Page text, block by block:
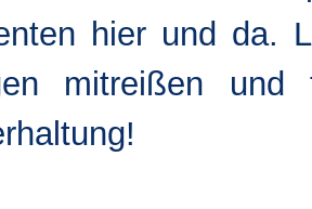
hier und da.
mitreißen